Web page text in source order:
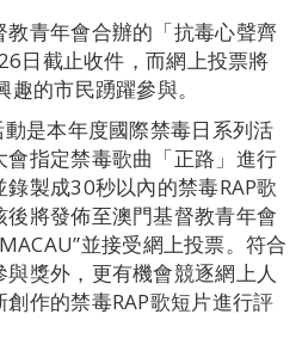
青年會合辦的「抗毒心聲齊
日截止收件，而網上投票將
的市民踴躍參與。
動是本年度國際禁毒日系列活
指定禁毒歌曲「正路」進行
製成30秒以內的禁毒RAP歌
將發佈至澳門基督教青年會
並接受網上投票。符合
獎外，更有機會競逐網上人
作的禁毒RAP歌短片進行評